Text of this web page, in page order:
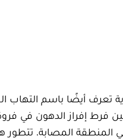
تعرف أيضًا باسم التهاب
فرط إفراز الدهون في
المنطقة المصابة.